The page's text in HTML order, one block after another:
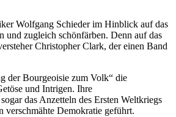
Wolfgang Schieder im Hinblick auf das
und zugleich schönfärben. Denn auf das
Christopher Clark, der einen Band
der Bourgeoisie zum Volk“ die
und Intrigen. Ihre
das Anzetteln des Ersten Weltkriegs
verschmähte Demokratie geführt.